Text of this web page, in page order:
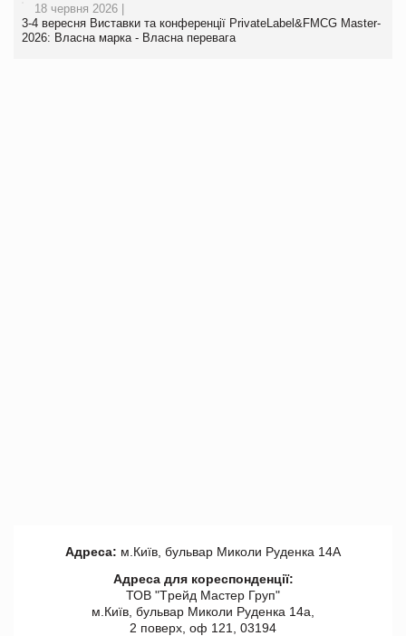
18 червня 2026 |
3-4 вересня Виставки та конференції PrivateLabel&FMCG Master-
2026: Власна марка - Власна перевага
Адреса: м.Київ, бульвар Миколи Руденка 14А
Адреса для кореспонденції:
ТОВ "Tрейд Мастер Груп"
м.Київ, бульвар Миколи Руденка 14а,
2 поверх, оф 121, 03194